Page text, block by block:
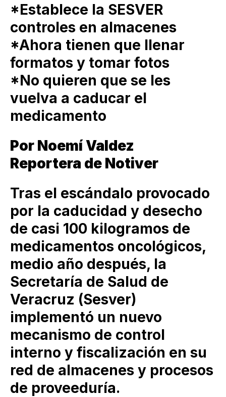
*Establece la SESVER
controles en almacenes
*Ahora tienen que llenar
formatos y tomar fotos
*No quieren que se les
vuelva a caducar el
medicamento
Por Noemí Valdez
Reportera de Notiver
Tras el escándalo provocado
por la caducidad y desecho
de casi 100 kilogramos de
medicamentos oncológicos,
medio año después, la
Secretaría de Salud de
Veracruz (Sesver)
implementó un nuevo
mecanismo de control
interno y fiscalización en su
red de almacenes y procesos
de proveeduría.